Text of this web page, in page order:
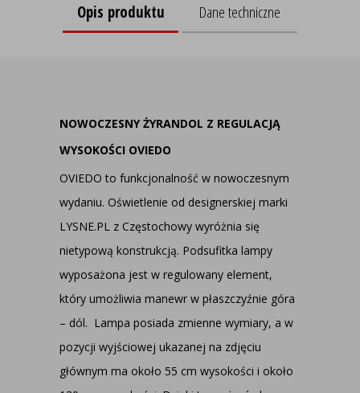
Opis produktu Dane techniczne
NOWOCZESNY ŻYRANDOL Z REGULACJĄ
WYSOKOŚCI OVIEDO
OVIEDO to funkcjonalność w nowoczesnym
wydaniu. Oświetlenie od designerskiej marki
LYSNE.PL z Częstochowy wyróżnia się
nietypową konstrukcją. Podsufitka lampy
wyposażona jest w regulowany element,
który umożliwia manewr w płaszczyźnie góra
– dól. Lampa posiada zmienne wymiary, a w
pozycji wyjściowej ukazanej na zdjęciu
głównym ma około 55 cm wysokości i około